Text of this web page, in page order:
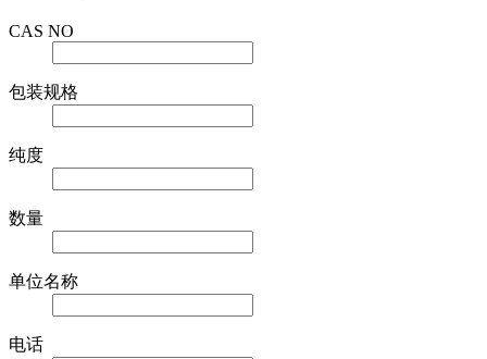
CAS NO
包装规格
纯度
数量
单位名称
电话